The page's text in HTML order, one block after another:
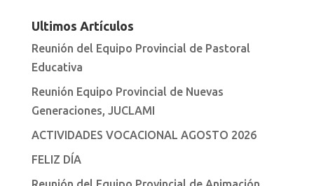
Ultimos Artículos
Reunión del Equipo Provincial de Pastoral
Educativa
Reunión Equipo Provincial de Nuevas
Generaciones, JUCLAMI
ACTIVIDADES VOCACIONAL AGOSTO 2026
FELIZ DÍA